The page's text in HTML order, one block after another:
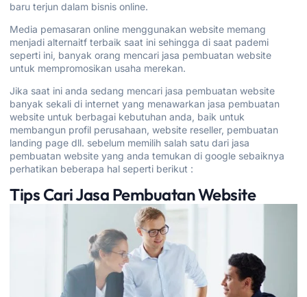
baru terjun dalam bisnis online.
Media pemasaran online menggunakan website memang
menjadi alternaitf terbaik saat ini sehingga di saat pademi
seperti ini, banyak orang mencari jasa pembuatan website
untuk mempromosikan usaha merekan.
Jika saat ini anda sedang mencari jasa pembuatan website
banyak sekali di internet yang menawarkan jasa pembuatan
website untuk berbagai kebutuhan anda, baik untuk
membangun profil perusahaan, website reseller, pembuatan
landing page dll. sebelum memilih salah satu dari jasa
pembuatan website yang anda temukan di google sebaiknya
perhatikan beberapa hal seperti berikut :
Tips Cari Jasa Pembuatan Website